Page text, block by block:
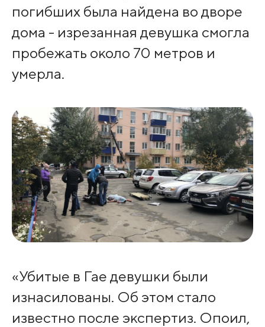
погибших была найдена во дворе
дома - изрезанная девушка смогла
пробежать около 70 метров и
умерла.
«Убитые в Гае девушки были
изнасилованы. Об этом стало
известно после экспертиз. Опоил,